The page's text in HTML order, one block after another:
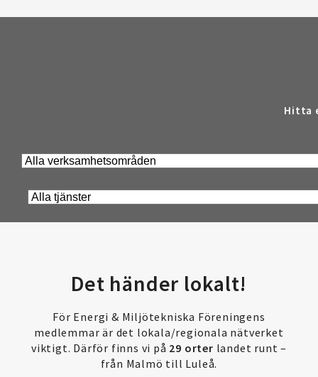
Hitta
Det händer lokalt!
För Energi & Miljötekniska Föreningens
medlemmar är det lokala/regionala nätverket
viktigt. Därför finns vi på 29 orter landet runt –
från Malmö till Luleå.